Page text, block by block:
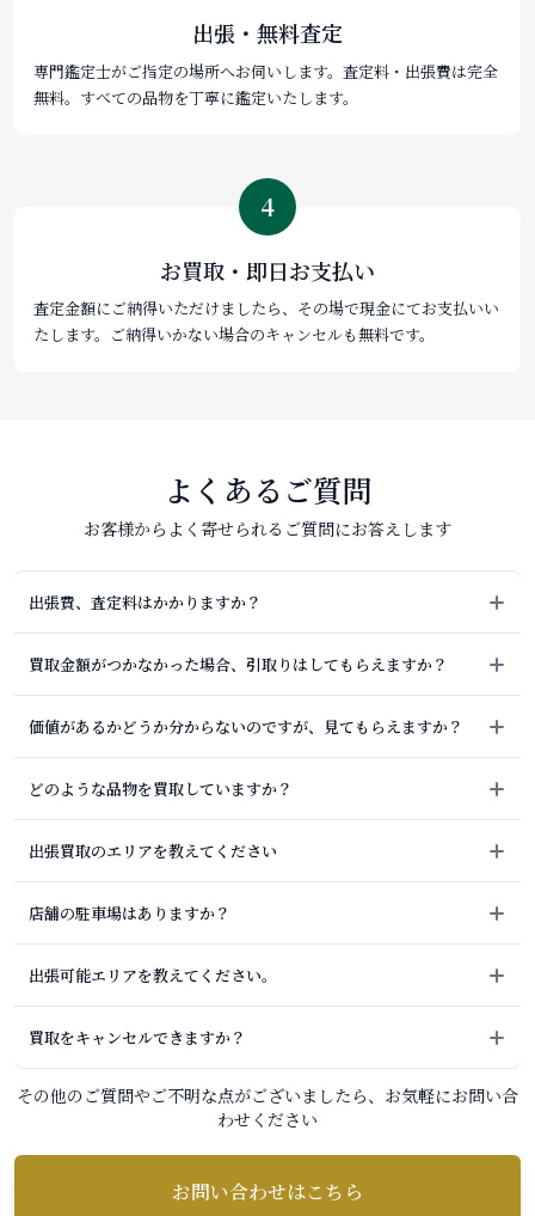
出張・無料査定
専門鑑定士がご指定の場所へお伺いします。査定料・出張費は完全
無料。すべての品物を丁寧に鑑定いたします。
4
お買取・即日お支払い
査定金額にご納得いただけましたら、その場で現金にてお支払いい
たします。ご納得いかない場合のキャンセルも無料です。
よくあるご質問
お客様からよく寄せられるご質問にお答えします
出張費、査定料はかかりますか？
買取金額がつかなかった場合、引取りはしてもらえますか？
価値があるかどうか分からないのですが、見てもらえますか？
どのような品物を買取していますか？
出張買取のエリアを教えてください
店舗の駐車場はありますか？
出張可能エリアを教えてください。
買取をキャンセルできますか？
その他のご質問やご不明な点がございましたら、お気軽にお問い合
わせください
お問い合わせはこちら